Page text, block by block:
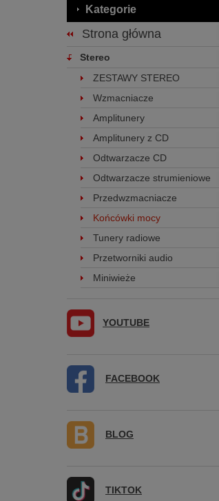
Kategorie
Strona główna
Stereo
ZESTAWY STEREO
Wzmacniacze
Amplitunery
Amplitunery z CD
Odtwarzacze CD
Odtwarzacze strumieniowe
Przedwzmacniacze
Końcówki mocy
Tunery radiowe
Przetworniki audio
Miniwieże
YOUTUBE
FACEBOOK
BLOG
TIKTOK